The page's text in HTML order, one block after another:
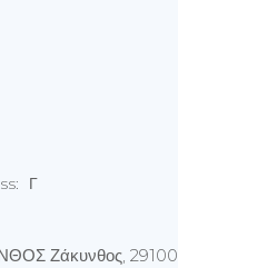
Γ
Ζάκυνθος, 29100